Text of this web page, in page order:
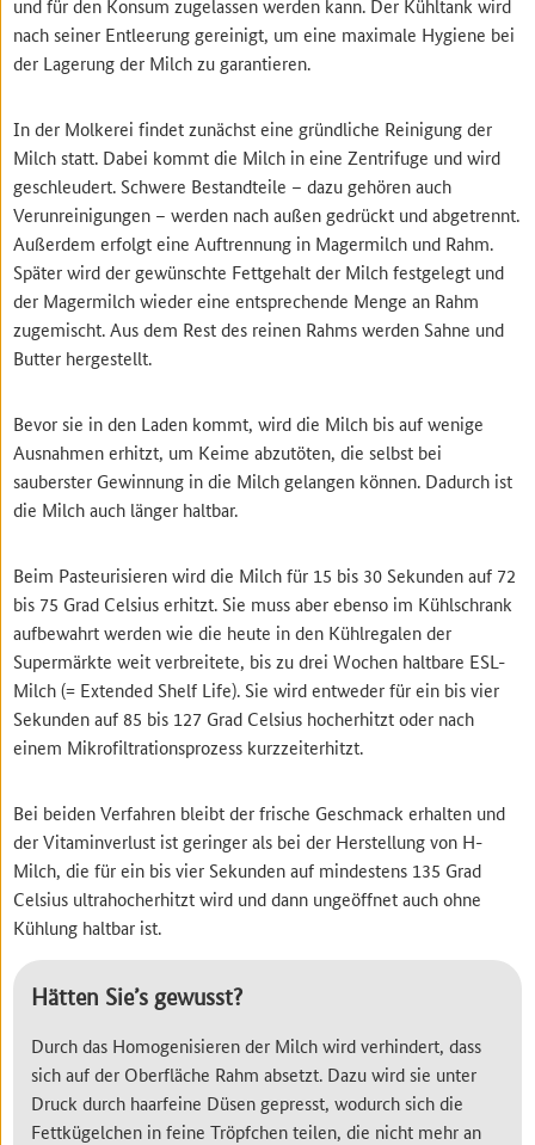
nach seiner Entleerung gereinigt, um eine maximale Hygiene bei
der Lagerung der Milch zu garantieren.
In der Molkerei findet zunächst eine gründliche Reinigung der
Milch statt. Dabei kommt die Milch in eine Zentrifuge und wird
geschleudert. Schwere Bestandteile – dazu gehören auch
Verunreinigungen – werden nach außen gedrückt und abgetrennt.
Außerdem erfolgt eine Auftrennung in Magermilch und Rahm.
Später wird der gewünschte Fettgehalt der Milch festgelegt und
der Magermilch wieder eine entsprechende Menge an Rahm
zugemischt. Aus dem Rest des reinen Rahms werden Sahne und
Butter hergestellt.
Hätten Sie’s gewusst?
Durch das Homogenisieren der Milch wird verhindert, dass
sich auf der Oberfläche Rahm absetzt. Dazu wird sie unter
Druck durch haarfeine Düsen gepresst, wodurch sich die
Fettkügelchen in feine Tröpfchen teilen, die nicht mehr an
Bevor sie in den Laden kommt, wird die Milch bis auf wenige
Ausnahmen erhitzt, um Keime abzutöten, die selbst bei
sauberster Gewinnung in die Milch gelangen können. Dadurch ist
die Milch auch länger haltbar.
Beim Pasteurisieren wird die Milch für 15 bis 30 Sekunden auf 72
bis 75 Grad Celsius erhitzt. Sie muss aber ebenso im Kühlschrank
aufbewahrt werden wie die heute in den Kühlregalen der
Supermärkte weit verbreitete, bis zu drei Wochen haltbare ESL-
Milch (= Extended Shelf Life). Sie wird entweder für ein bis vier
Sekunden auf 85 bis 127 Grad Celsius hocherhitzt oder nach
einem Mikrofiltrationsprozess kurzzeiterhitzt.
Bei beiden Verfahren bleibt der frische Geschmack erhalten und
der Vitaminverlust ist geringer als bei der Herstellung von H-
Milch, die für ein bis vier Sekunden auf mindestens 135 Grad
Celsius ultrahocherhitzt wird und dann ungeöffnet auch ohne
Kühlung haltbar ist.